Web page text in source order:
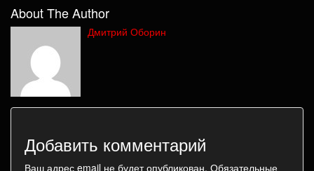
About The Author
Дмитрий Оборин
Добавить комментарий
Ваш адрес email не будет опубликован. Обязательные